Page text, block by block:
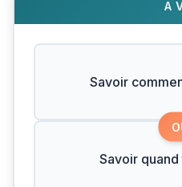
A
Savoir
Savoir